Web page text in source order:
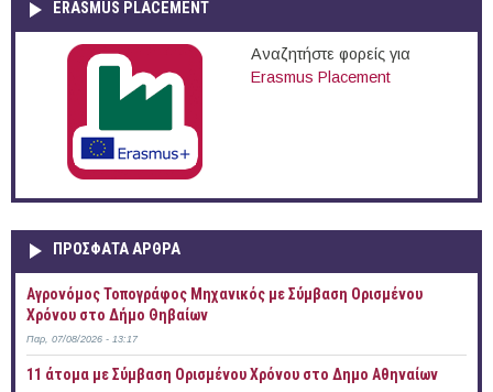
ERASMUS PLACEMENT
Αναζητήστε φορείς για
Erasmus Placement
ΠΡOΣΦΑΤΑ AΡΘΡΑ
Αγρονόμος Τοπογράφος Μηχανικός με Σύμβαση Ορισμένου
Χρόνου στο Δήμο Θηβαίων
Παρ, 07/08/2026 - 13:17
11 άτομα με Σύμβαση Ορισμένου Χρόνου στο Δημο Αθηναίων